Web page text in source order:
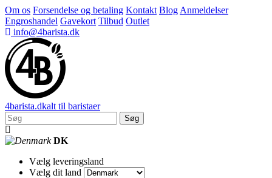
Om os Forsendelse og betaling Kontakt Blog Anmeldelser
Engroshandel Gavekort Tilbud Outlet
info@4barista.dk
4barista.dkalt til baristaer
Søg
DK
Vælg leveringsland
Vælg dit land